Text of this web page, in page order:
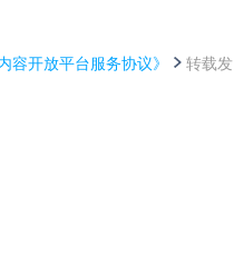
容开放平台服务协议》
转载发